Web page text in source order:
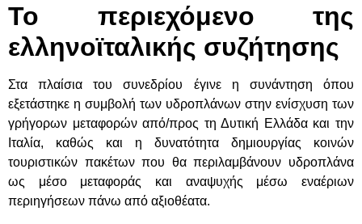
Το περιεχόμενο της
ελληνοϊταλικής συζήτησης
Στα πλαίσια του συνεδρίου έγινε η συνάντηση όπου
εξετάστηκε η συμβολή των υδροπλάνων στην ενίσχυση των
γρήγορων μεταφορών από/προς τη Δυτική Ελλάδα και την
Ιταλία, καθώς και η δυνατότητα δημιουργίας κοινών
τουριστικών πακέτων που θα περιλαμβάνουν υδροπλάνα
ως μέσο μεταφοράς και αναψυχής μέσω εναέριων
περιηγήσεων πάνω από αξιοθέατα.